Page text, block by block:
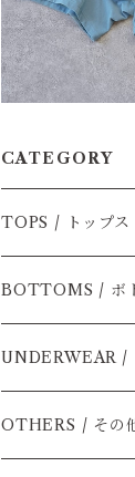
CATEGORY
TOPS / トップス
半袖セーター
長袖
半袖
BOTTOMS / ボ
ショートパンツ
ロングパンツ
UNDERWEAR /
半そで
OTHERS / その